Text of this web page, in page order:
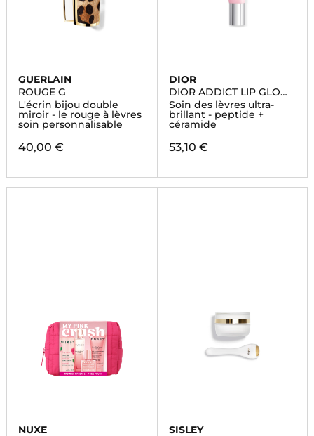
GUERLAIN
ROUGE G
L'écrin bijou double
miroir - le rouge à lèvres
soin personnalisable
40,00 €
DIOR
DIOR ADDICT LIP GLOW
BUTTER
Soin des lèvres ultra-
brillant - peptide +
céramide
53,10 €
NUXE SISLEY